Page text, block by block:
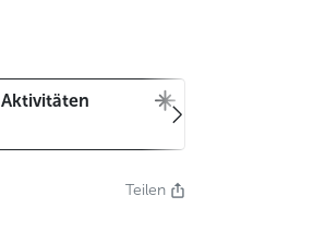
Aktivitäten
Teilen